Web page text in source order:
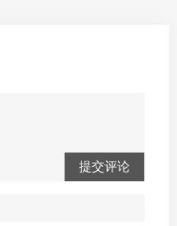
提交评论